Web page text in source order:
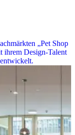
„Pet Shop
ihrem Design-Talent